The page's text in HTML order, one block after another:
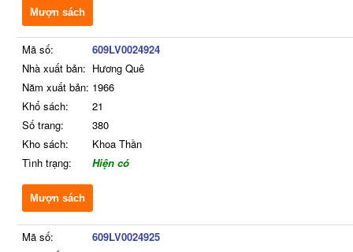
Mượn sách
Mã số:
609LV0024924
Nhà xuất bản: Hương Quê
Năm xuất bản: 1966
Khổ sách:
21
Số trang:
380
Kho sách:
Khoa Thần
Tình trạng:
Hiện có
Mượn sách
Mã số:
609LV0024925